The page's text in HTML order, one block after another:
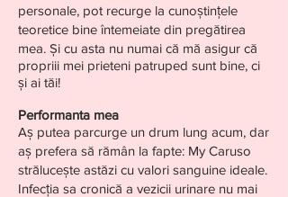
personale, pot recurge la cunoștințele
teoretice bine întemeiate din pregătirea
mea. Și cu asta nu numai că mă asigur că
propriii mei prieteni patruped sunt bine, ci
și ai tăi!
Performanta mea
Aș putea parcurge un drum lung acum, dar
aș prefera să rămân la fapte: My Caruso
strălucește astăzi cu valori sanguine ideale.
Infecția sa cronică a vezicii urinare nu mai